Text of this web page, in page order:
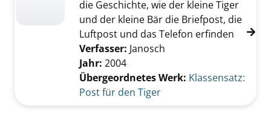
die Geschichte, wie der kleine Tiger
und der kleine Bär die Briefpost, die
Luftpost und das Telefon erfinden
Verfasser: Janosch
Jahr: 2004
Übergeordnetes Werk: Klassensatz:
Post für den Tiger